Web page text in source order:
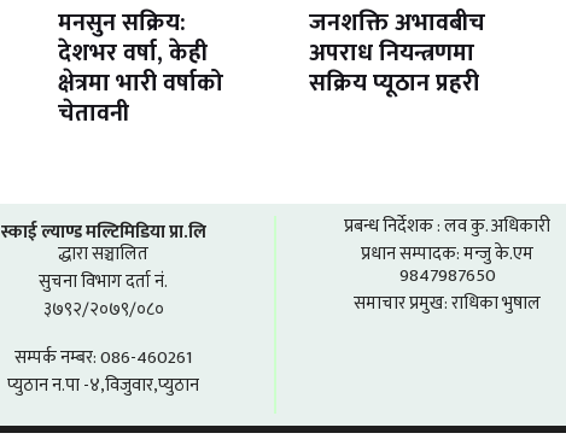
मनसुन सक्रिय:
देशभर वर्षा, केही
क्षेत्रमा भारी वर्षाको
चेतावनी
जनशक्ति अभावबीच
अपराध नियन्त्रणमा
सक्रिय प्यूठान प्रहरी
स्काई ल्याण्ड मल्टिमिडिया प्रा.लि
द्धारा सञ्चालित
सुचना विभाग दर्ता नं.
३७९२/२०७९/०८०
सम्पर्क नम्बर: 086-460261
प्युठान न.पा -४,विजुवार,प्युठान
प्रबन्ध निर्देशक : लव कु. अधिकारी
प्रधान सम्पादक: मन्जु के.एम
9847987650
समाचार प्रमुख: राधिका भुषाल